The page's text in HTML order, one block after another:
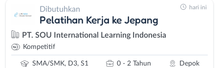
Dibutuhkan
Pelatihan Kerja ke Jepang
PT. SOU International Learning Indonesia
Kompetitif
SMA/SMK, D3, S1 0 - 2 Tahun Depok
hari ini